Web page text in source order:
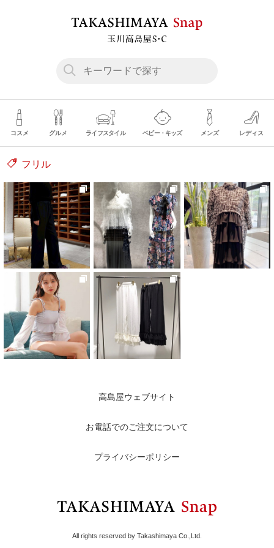
コスメ グルメ ライフスタイル ベビー・キッズ メンズ レディス
フリル
高島屋ウェブサイト
お電話でのご注文について
プライバシーポリシー
All rights reserved by Takashimaya Co.,Ltd.